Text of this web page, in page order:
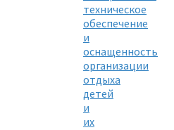
техническое
обеспечение
и
оснащенность
организации
отдыха
детей
и
их